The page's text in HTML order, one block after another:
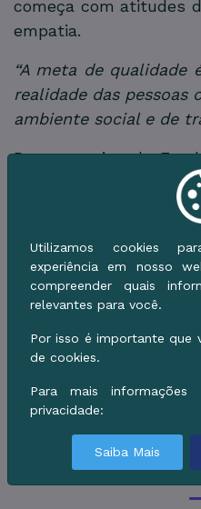
começa com atitudes
empatia.
“A meta de qualidade
realidade das pessoas
ambiente social e de
Para a equipe da
aprendizado e
favorecem a
A ação reforça o
Corumbá em
com deficiência,
intersetorial entre as
Galeria
Utilizamos cookies
experiência em nosso
compreender quais
relevantes para você.
Por isso é importante que
de cookies.
Para mais
privacidade:
Saiba Mais